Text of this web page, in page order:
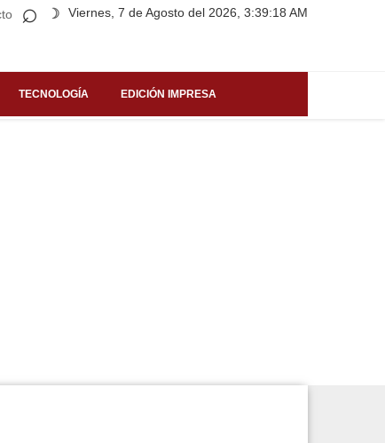
Viernes, 7 de Agosto del 2026, 3:39:18 AM
⌕ ☽
TECNOLOGÍA EDICIÓN IMPRESA